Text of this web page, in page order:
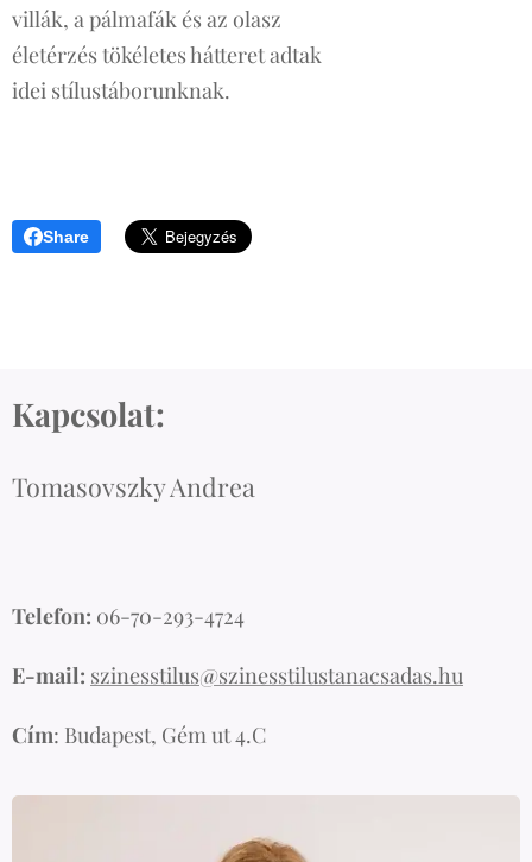
villák, a pálmafák és az olasz
életérzés tökéletes hátteret adtak
idei stílustáborunknak.
Share
Kapcsolat:
Tomasovszky Andrea
Telefon: 06-70-293-4724
E-mail: szinesstilus@szinesstilustanacsadas.hu
Cím: Budapest, Gém ut 4.C